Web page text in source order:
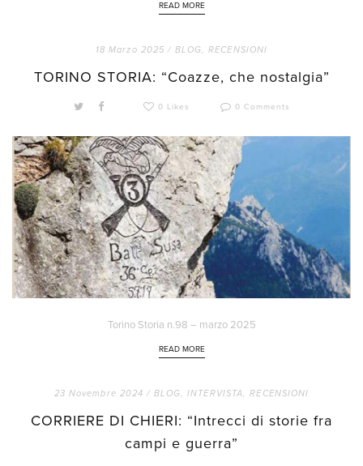
READ MORE
18 Marzo 2025 / BLOG,RECENSIONI
TORINO STORIA: “Coazze, che nostalgia”
0 Likes 0 Comments
Torino Storia n.98 – marzo 2025
READ MORE
23 Novembre 2024 / BLOG,INTERVISTA,RECENSIONI
CORRIERE DI CHIERI: “Intrecci di storie fra
campi e guerra”